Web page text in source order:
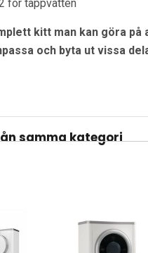
för tappvatten
kitt man kan göra
och byta ut vissa
samma kategori